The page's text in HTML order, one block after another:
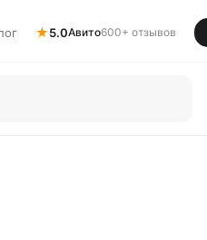
★5.0Авито600+ отзывов